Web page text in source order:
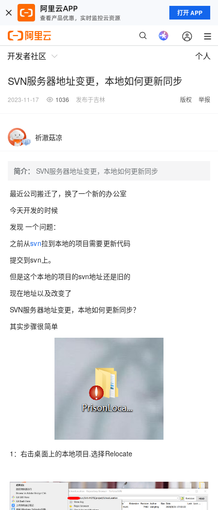
打开 APP
开发者社区 个人
SVN服务器地址变更，本地如何更新同步
2023-11-17 1036 发布于吉林 版权 举报
祈澈菇凉
简介： SVN服务器地址变更，本地如何更新同步
最近公司搬迁了，换了一个新的办公室
今天开发的时候
发现 一个问题：
之前从svn拉到本地的项目需要更新代码
提交到svn上。
但是这个本地的项目的svn地址还是旧的
现在地址以及改变了
SVN服务器地址变更，本地如何更新同步？
其实步骤很简单
1：右击桌面上的本地项目.选择Relocate